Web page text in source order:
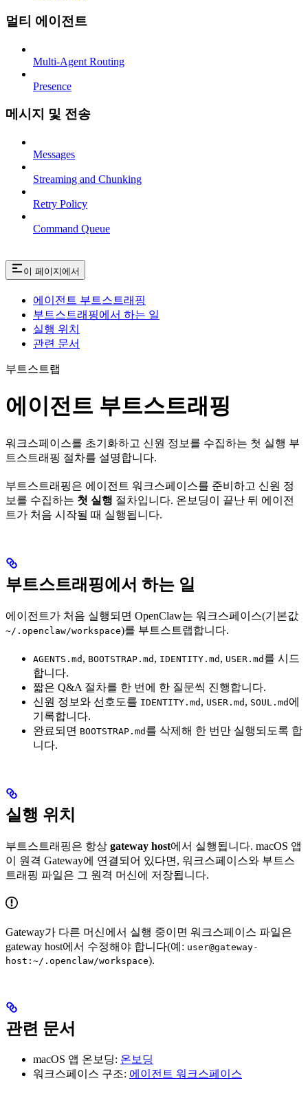
멀티 에이전트
Multi-Agent Routing
Presence
메시지 및 전송
Messages
Streaming and Chunking
Retry Policy
Command Queue
이 페이지에서
에이전트 부트스트래핑
부트스트래핑에서 하는 일
실행 위치
관련 문서
부트스트랩
에이전트 부트스트래핑
워크스페이스를 초기화하고 신원 정보를 수집하는 첫 실행 부
트스트래핑 절차를 설명합니다.
부트스트래핑은 에이전트 워크스페이스를 준비하고 신원 정
보를 수집하는 첫 실행 절차입니다. 온보딩이 끝난 뒤 에이전
트가 처음 시작될 때 실행됩니다.
부트스트래핑에서 하는 일
에이전트가 처음 실행되면 OpenClaw는 워크스페이스(기본값
~/.openclaw/workspace)를 부트스트랩합니다.
AGENTS.md , BOOTSTRAP.md , IDENTITY.md , USER.md 를 시드
합니다.
짧은 Q&A 절차를 한 번에 한 질문씩 진행합니다.
신원 정보와 선호도를 IDENTITY.md , USER.md , SOUL.md 에
기록합니다.
완료되면 BOOTSTRAP.md 를 삭제해 한 번만 실행되도록 합
니다.
실행 위치
부트스트래핑은 항상 gateway host에서 실행됩니다. macOS 앱
이 원격 Gateway에 연결되어 있다면, 워크스페이스와 부트스
트래핑 파일은 그 원격 머신에 저장됩니다.
Gateway가 다른 머신에서 실행 중이면 워크스페이스 파일은
gateway host에서 수정해야 합니다(예: user@gateway-
host:~/.openclaw/workspace).
관련 문서
macOS 앱 온보딩: 온보딩
워크스페이스 구조: 에이전트 워크스페이스